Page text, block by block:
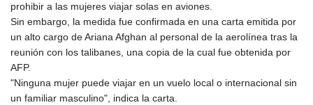
prohibir a las mujeres viajar solas en aviones.
Sin embargo, la medida fue confirmada en una carta emitida por
un alto cargo de Ariana Afghan al personal de la aerolínea tras la
reunión con los talibanes, una copia de la cual fue obtenida por
AFP.
"Ninguna mujer puede viajar en un vuelo local o internacional sin
un familiar masculino", indica la carta.